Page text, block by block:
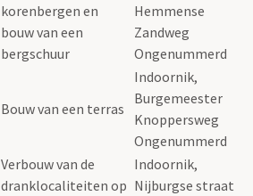
korenbergen en
bouw van een
bergschuur
Hemmense
Zandweg
Ongenummerd
Bouw van een terras
Indoornik,
Burgemeester
Knoppersweg
Ongenummerd
Verbouw van de
dranklocaliteiten op
Indoornik,
Nijburgse straat